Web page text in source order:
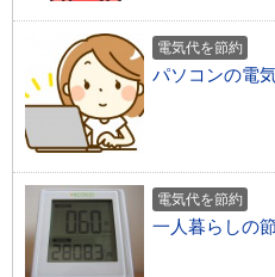
電気代を節約
パソコンの電
電気代を節約
一人暮らしの